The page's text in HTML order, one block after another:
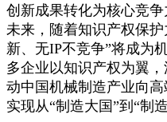
创新成果转化为核心竞争
未来，随着知识产权保
新、无IP不竞争”将成为
多企业以知识产权为翼
动中国机械制造产业向
实现从“制造大国”到“制